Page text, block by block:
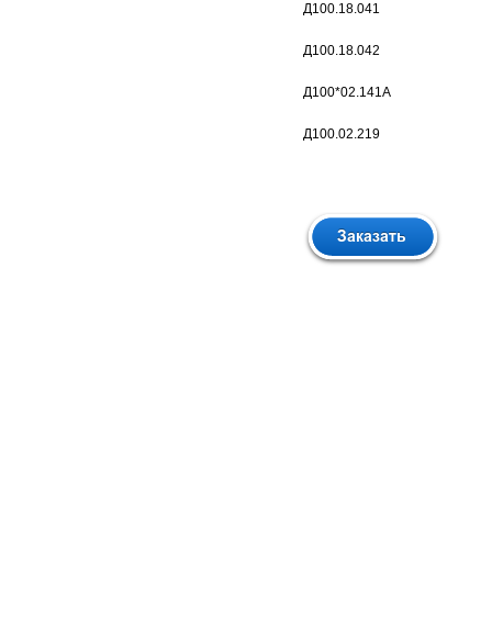
Д100.18.041
Д100.18.042
Д100*02.141А
Д100.02.219